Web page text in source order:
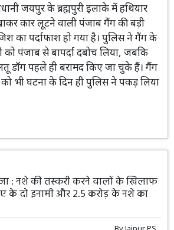
जयपुर के ब्रह्मपुरी इलाके में हथियार
कार लूटने वाली पंजाब गैंग की बड़ी
का पर्दाफाश हो गया है। पुलिस ने गैंग के
पंजाब से बापर्दा दबोच लिया, जबकि
डॉग पहले ही बरामद किए जा चुके हैं। गैंग
भी घटना के दिन ही पुलिस ने पकड़ लिया
: नशे की तस्करी करने वालों के खिलाफ
के दो इनामी और 2.5 करोड़ के नशे का